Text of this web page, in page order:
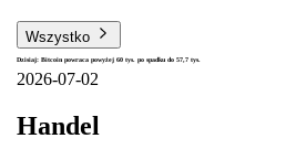
Wszystko
Dzisiaj: Bitcoin powraca powyżej 60 tys. po spadku do 57,7 tys.
2026-07-02
Handel